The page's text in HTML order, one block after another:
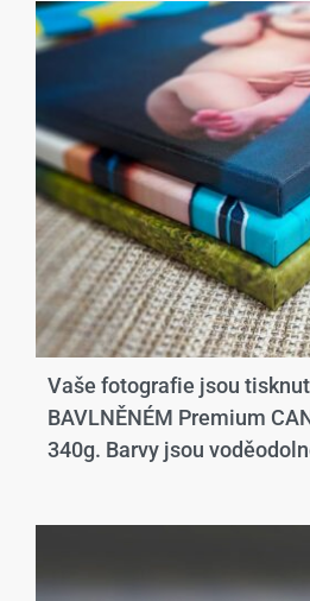
Vaše fotografie jsou
BAVLNĚNÉM Premium
340g. Barvy jsou